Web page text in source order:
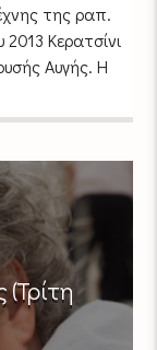
της ραπ.
Κερατσίνι
Αυγής. Η